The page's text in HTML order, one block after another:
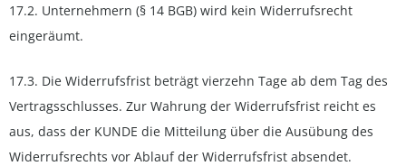
17.2. Unternehmern (§ 14 BGB) wird kein Widerrufsrecht
eingeräumt.
17.3. Die Widerrufsfrist beträgt vierzehn Tage ab dem Tag des
Vertragsschlusses. Zur Wahrung der Widerrufsfrist reicht es
aus, dass der KUNDE die Mitteilung über die Ausübung des
Widerrufsrechts vor Ablauf der Widerrufsfrist absendet.